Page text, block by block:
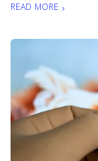
READ MORE